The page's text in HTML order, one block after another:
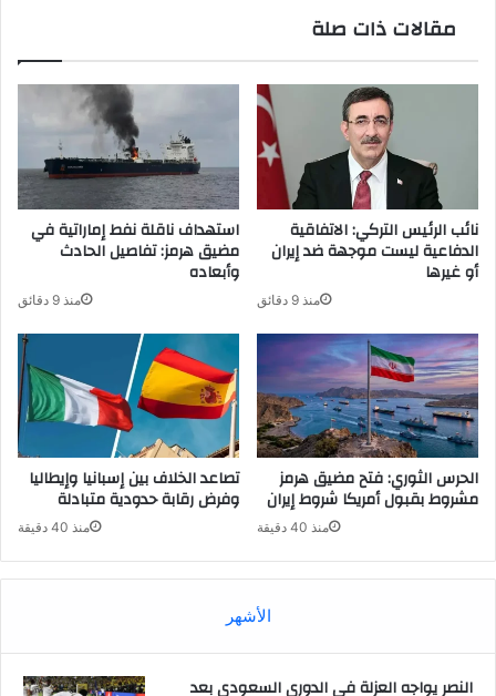
مقالات ذات صلة
استهداف ناقلة نفط إماراتية في
مضيق هرمز: تفاصيل الحادث
وأبعاده
منذ 9 دقائق
نائب الرئيس التركي: الاتفاقية
الدفاعية ليست موجهة ضد إيران
أو غيرها
منذ 9 دقائق
تصاعد الخلاف بين إسبانيا وإيطاليا
وفرض رقابة حدودية متبادلة
منذ 40 دقيقة
الحرس الثوري: فتح مضيق هرمز
مشروط بقبول أمريكا شروط إيران
منذ 40 دقيقة
الأشهر
النصر يواجه العزلة في الدوري السعودي بعد